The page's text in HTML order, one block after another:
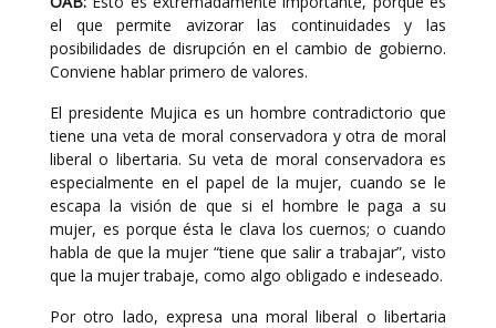
el que permite avizorar las continuidades y las
posibilidades de disrupción en el cambio de gobierno.
Conviene hablar primero de valores.
El presidente Mujica es un hombre contradictorio que
tiene una veta de moral conservadora y otra de moral
liberal o libertaria. Su veta de moral conservadora es
especialmente en el papel de la mujer, cuando se le
escapa la visión de que si el hombre le paga a su
mujer, es porque ésta le clava los cuernos; o cuando
habla de que la mujer “tiene que salir a trabajar”, visto
que la mujer trabaje, como algo obligado e indeseado.
Por otro lado, expresa una moral liberal o libertaria